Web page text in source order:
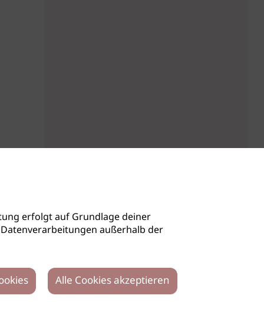
erfolgt auf Grundlage deiner
Datenverarbeitungen außerhalb der
Alle Cookies akzeptieren